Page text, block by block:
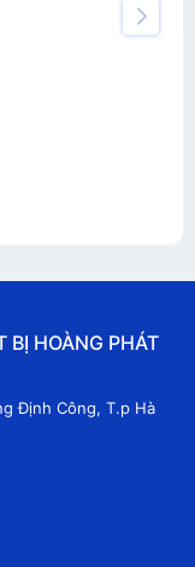
BỊ HOÀNG PHÁT
Định Công, T.p Hà